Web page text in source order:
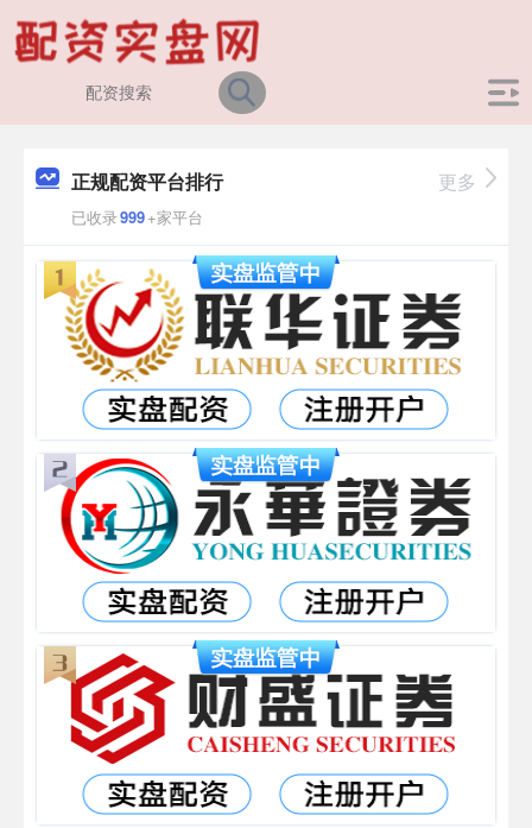
正规配资平台排行
已收录999+家平台
更多